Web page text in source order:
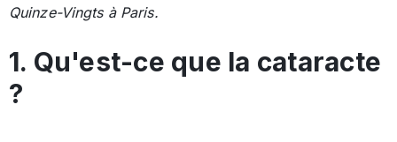
Quinze-Vingts à Paris.
1. Qu'est-ce que la cataracte
?